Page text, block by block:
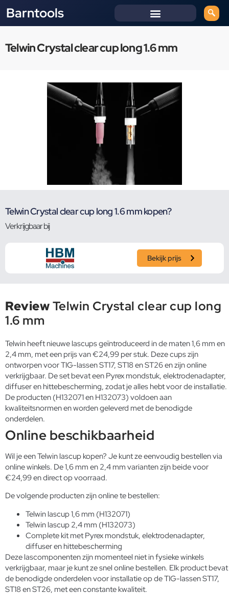
Barntools
Telwin Crystal clear cup long 1.6 mm
Telwin Crystal clear cup long 1.6 mm kopen?
Verkrijgbaar bij
Bekijk prijs
ReviewTelwin Crystal clear cup long
1.6 mm
Telwin heeft nieuwe lascups geïntroduceerd in de maten 1,6 mm en
2,4 mm, met een prijs van €24,99 per stuk. Deze cups zijn
ontworpen voor TIG-lassen ST17, ST18 en ST26 en zijn online
verkrijgbaar. De set bevat een Pyrex mondstuk, elektrodenadapter,
diffuser en hittebescherming, zodat je alles hebt voor de installatie.
De producten (H132071 en H132073) voldoen aan
kwaliteitsnormen en worden geleverd met de benodigde
onderdelen.
Online beschikbaarheid
Wil je een Telwin lascup kopen? Je kunt ze eenvoudig bestellen via
online winkels. De 1,6 mm en 2,4 mm varianten zijn beide voor
€24,99 en direct op voorraad.
De volgende producten zijn online te bestellen:
Telwin lascup 1,6 mm (H132071)
Telwin lascup 2,4 mm (H132073)
Complete kit met Pyrex mondstuk, elektrodenadapter,
diffuser en hittebescherming
Deze lascomponenten zijn momenteel niet in fysieke winkels
verkrijgbaar, maar je kunt ze snel online bestellen. Elk product bevat
de benodigde onderdelen voor installatie op de TIG-lassen ST17,
ST18 en ST26, met een constante kwaliteit.